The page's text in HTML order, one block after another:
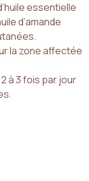
essentielle
d’amande
la zone affectée
à 3 fois par jour